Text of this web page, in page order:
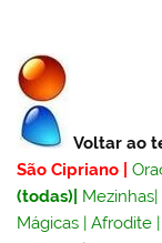
Voltar ao
São Cipriano |
(todas)
Mezinhas
Mágicas |Afrodite